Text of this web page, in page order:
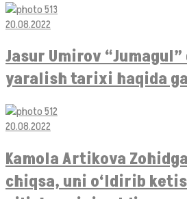
20.08.2022
Jasur Umirov
yaralish tarixi haqida
20.08.2022
Kamola Artikova
chiqsa, uni o‘ldirib